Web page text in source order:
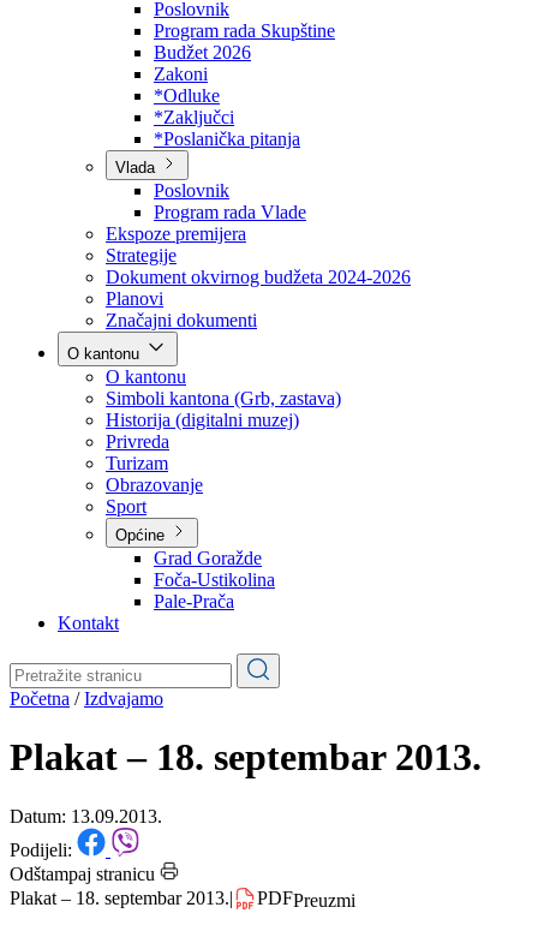
Skupština
Poslovnik
Program rada Skupštine
Budžet 2026
Zakoni
*Odluke
*Zaključci
*Poslanička pitanja
Vlada
Poslovnik
Program rada Vlade
Ekspoze premijera
Strategije
Dokument okvirnog budžeta 2024-2026
Planovi
Značajni dokumenti
O kantonu
O kantonu
Simboli kantona (Grb, zastava)
Historija (digitalni muzej)
Privreda
Turizam
Obrazovanje
Općine
Pale-Prača
Kontakt
Početna/Izdvajamo
Plakat – 18. septembar 2013.
Datum: 13.09.2013.